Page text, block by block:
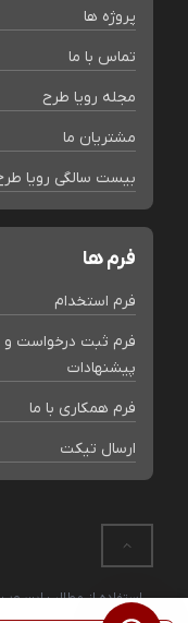
پروژه ها
تماس با ما
مجله رویا طرح
مشتریان ما
بیست سالگی رویا
فرم ها
فرم استخدام
فرم ثبت درخواست و
پیشنهادات
فرم همکاری با ما
ارسال تیکت
استفاده از مطالب این
بلامانع است. کلیه حقوق